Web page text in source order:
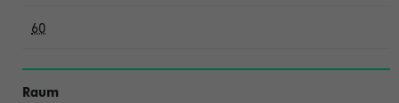
60